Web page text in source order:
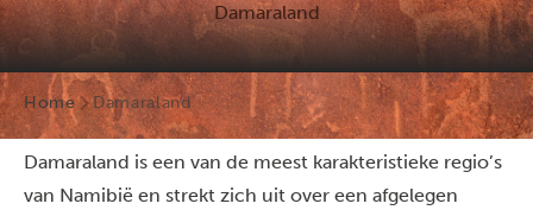
Damaraland
Home Damaraland
Damaraland is een van de meest karakteristieke regio’s
van Namibië en strekt zich uit over een afgelegen